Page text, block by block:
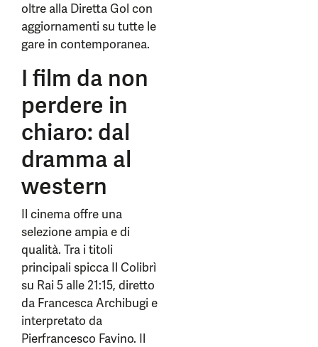
oltre alla Diretta Gol con
aggiornamenti su tutte le
gare in contemporanea.
I film da non
perdere in
chiaro: dal
dramma al
western
Il cinema offre una
selezione ampia e di
qualità. Tra i titoli
principali spicca Il Colibrì
su Rai 5 alle 21:15, diretto
da Francesca Archibugi e
interpretato da
Pierfrancesco Favino. Il